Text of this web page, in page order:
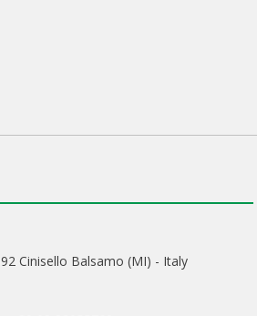
Cinisello Balsamo (MI) - Italy